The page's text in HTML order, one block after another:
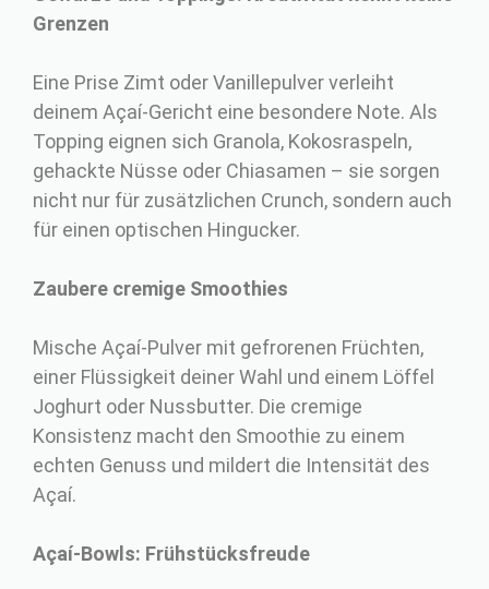
Grenzen
Eine Prise Zimt oder Vanillepulver verleiht
deinem Açaí-Gericht eine besondere Note. Als
Topping eignen sich Granola, Kokosraspeln,
gehackte Nüsse oder Chiasamen – sie sorgen
nicht nur für zusätzlichen Crunch, sondern auch
für einen optischen Hingucker.
Zaubere cremige Smoothies
Mische Açaí-Pulver mit gefrorenen Früchten,
einer Flüssigkeit deiner Wahl und einem Löffel
Joghurt oder Nussbutter. Die cremige
Konsistenz macht den Smoothie zu einem
echten Genuss und mildert die Intensität des
Açaí.
Açaí-Bowls: Frühstücksfreude